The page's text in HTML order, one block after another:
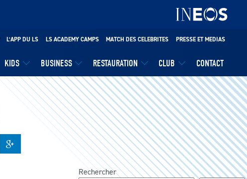
KIDS BUSINESS RESTAURATION CLUB CONTACT
L’APP DU LS LS ACADEMY CAMPS MATCH DES CELEBRITES PRESSE ET MEDIAS
Rechercher